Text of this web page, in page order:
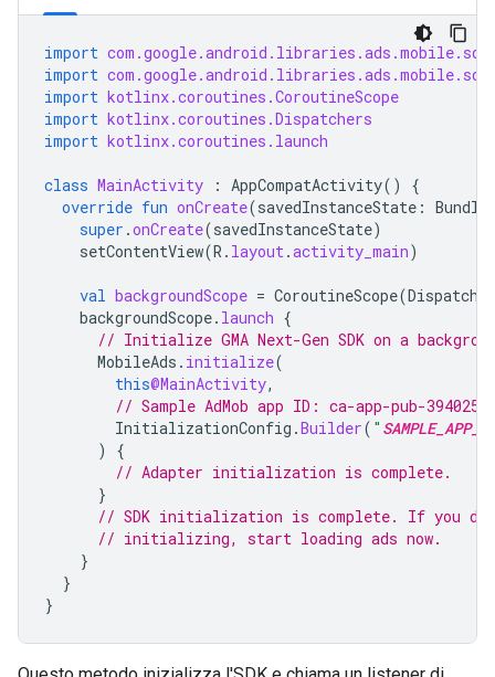
import
import
import kotlinx.coroutines.CoroutineScope
import kotlinx.coroutines.Dispatchers
import kotlinx.coroutines.launch
class MainActivity : AppCompatActivity()
{
override fun onCreate(savedInstanceState :
super .onCreate(savedInstanceState)
setContentView(R . layout.activity_main)
val backgroundScope = CoroutineScope(
backgroundScope. launch {
// Initialize GMA Next-Gen SDK on a
MobileAds . initialize(
this@MainActivity,
// Sample AdMob app ID: ca-app-pub-
InitializationConfig .Builder( "
)
{
// Adapter initialization is complete.
}
// SDK initialization is complete. If you
// initializing, start loading ads now.
}
}
}